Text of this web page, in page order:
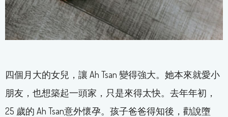
四個月大的女兒，讓 Ah Tsan 變得強大。她本來就愛小
朋友，也想築起一頭家，只是來得太快。去年年初，
25 歲的 Ah Tsan意外懷孕。孩子爸爸得知後，勸說墮